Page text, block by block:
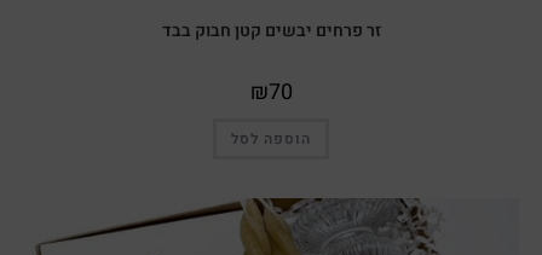
זר פרחים יבשים קטן חבוק בבד
₪70
הוספה לסל